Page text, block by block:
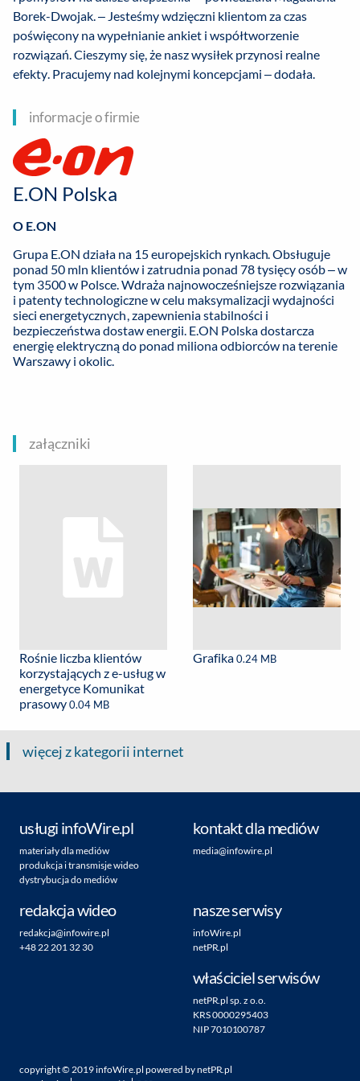
Borek-Dwojak. – Jesteśmy wdzięczni klientom za czas
poświęcony na wypełnianie ankiet i współtworzenie
rozwiązań. Cieszymy się, że nasz wysiłek przynosi realne
efekty. Pracujemy nad kolejnymi koncepcjami – dodała.
informacje o firmie
E.ON Polska
O E.ON
Grupa E.ON działa na 15 europejskich rynkach. Obsługuje
ponad 50 mln klientów i zatrudnia ponad 78 tysięcy osób – w
tym 3500 w Polsce. Wdraża najnowocześniejsze rozwiązania
i patenty technologiczne w celu maksymalizacji wydajności
sieci energetycznych, zapewnienia stabilności i
bezpieczeństwa dostaw energii. E.ON Polska dostarcza
energię elektryczną do ponad miliona odbiorców na terenie
Warszawy i okolic.
załączniki
Rośnie liczba klientów
korzystających z e-usług w
energetyce Komunikat
prasowy0.04 MB
Grafika0.24 MB
więcej z kategorii internet
usługi infoWire.pl
materiały dla mediów
produkcja i transmisje wideo
dystrybucja do mediów
kontakt dla mediów
media@infowire.pl
redakcja wideo
redakcja@infowire.pl
+48 22 201 32 30
nasze serwisy
infoWire.pl
netPR.pl
właściciel serwisów
netPR.pl sp. z o.o.
KRS 0000295403
NIP 7010100787
copyright ©2019infoWire.pl powered bynetPR.pl